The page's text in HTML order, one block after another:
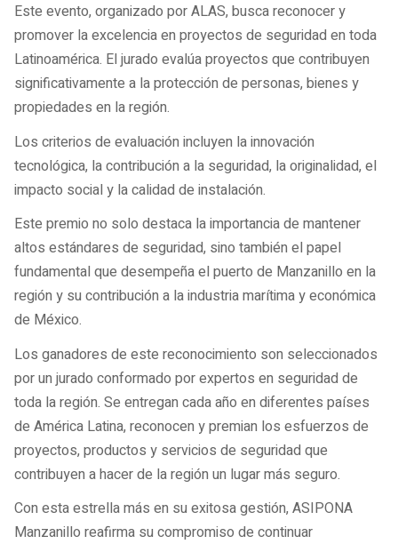
Este evento, organizado por ALAS, busca reconocer y
promover la excelencia en proyectos de seguridad en toda
Latinoamérica. El jurado evalúa proyectos que contribuyen
significativamente a la protección de personas, bienes y
propiedades en la región.
Los criterios de evaluación incluyen la innovación
tecnológica, la contribución a la seguridad, la originalidad, el
impacto social y la calidad de instalación.
Este premio no solo destaca la importancia de mantener
altos estándares de seguridad, sino también el papel
fundamental que desempeña el puerto de Manzanillo en la
región y su contribución a la industria marítima y económica
de México.
Los ganadores de este reconocimiento son seleccionados
por un jurado conformado por expertos en seguridad de
toda la región. Se entregan cada año en diferentes países
de América Latina, reconocen y premian los esfuerzos de
proyectos, productos y servicios de seguridad que
contribuyen a hacer de la región un lugar más seguro.
Con esta estrella más en su exitosa gestión, ASIPONA
Manzanillo reafirma su compromiso de continuar